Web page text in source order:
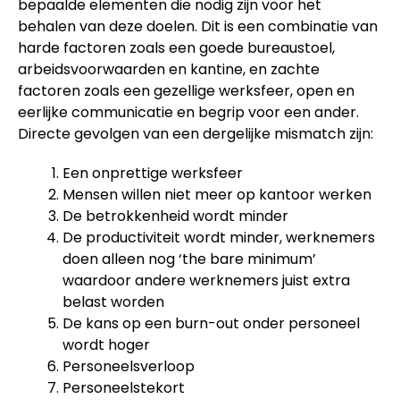
bepaalde elementen die nodig zijn voor het
behalen van deze doelen. Dit is een combinatie van
harde factoren zoals een goede bureaustoel,
arbeidsvoorwaarden en kantine, en zachte
factoren zoals een gezellige werksfeer, open en
eerlijke communicatie en begrip voor een ander.
Directe gevolgen van een dergelijke mismatch zijn:
Een onprettige werksfeer
Mensen willen niet meer op kantoor werken
De betrokkenheid wordt minder
De productiviteit wordt minder, werknemers
doen alleen nog ‘the bare minimum’
waardoor andere werknemers juist extra
belast worden
De kans op een burn-out onder personeel
wordt hoger
Personeelsverloop
Personeelstekort